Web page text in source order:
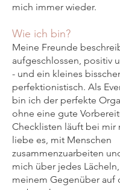
mich immer wieder.
Wie ich bin?
Meine Freunde
aufgeschlossen, positiv
- und ein kleines
perfektionistisch. Als
bin ich der perfekte
ohne eine gute
Checklisten läuft bei mir
liebe es, mit Menschen
zusammenzuarbeiten
mich über jedes
meinem Gegenüber auf